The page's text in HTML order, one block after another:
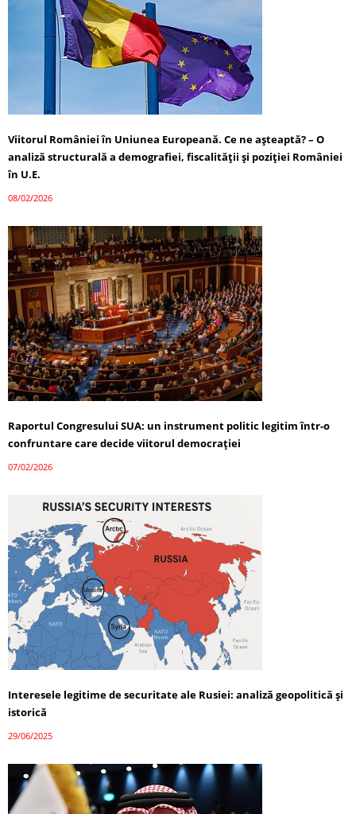
Viitorul României în Uniunea Europeană. Ce ne așteaptă? – O
analiză structurală a demografiei, fiscalității și poziției României
în U.E.
08/02/2026
Raportul Congresului SUA: un instrument politic legitim într-o
confruntare care decide viitorul democrației
07/02/2026
Interesele legitime de securitate ale Rusiei: analiză geopolitică și
istorică
29/06/2025